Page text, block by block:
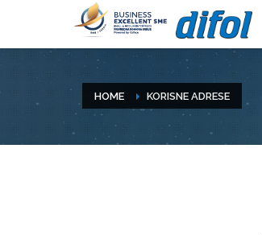
HOME KORISNE ADRESE